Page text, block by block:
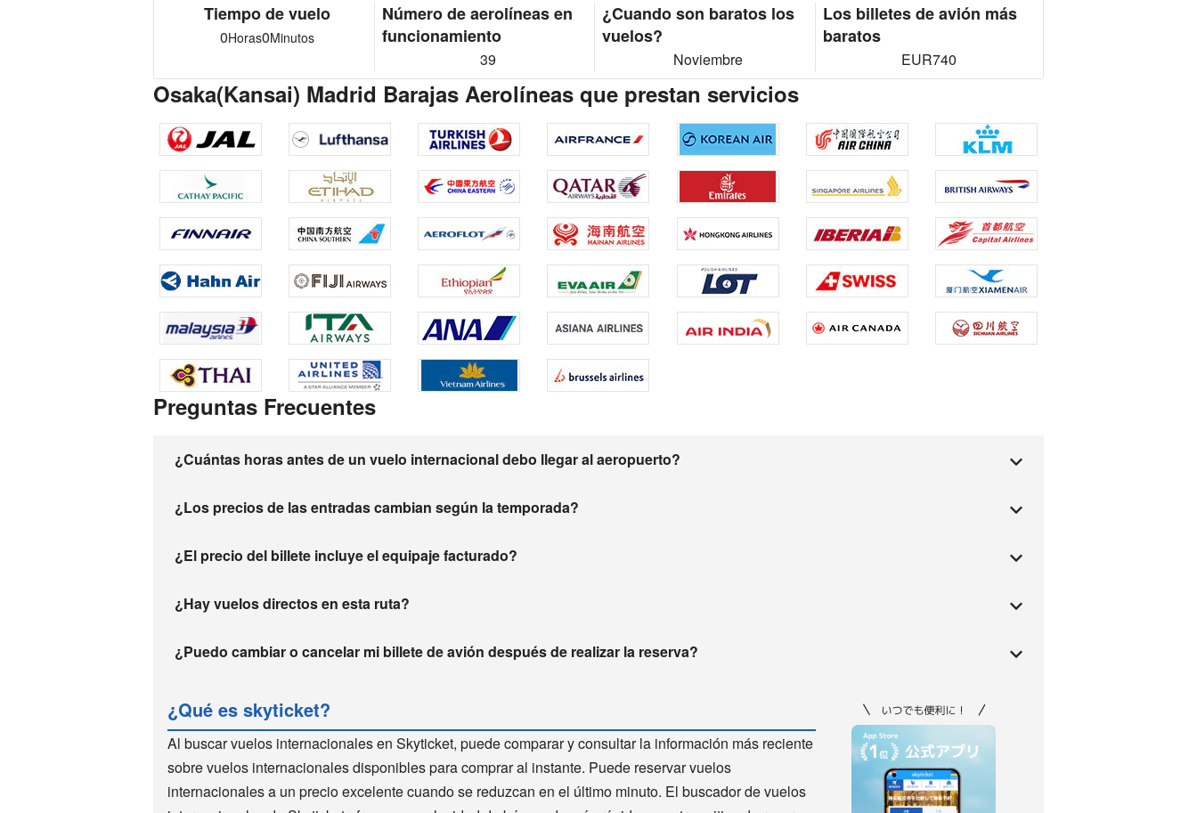
Tiempo de vuelo
0Horas0Minutos
Número de aerolíneas en
funcionamiento
39
¿Cuando son baratos los
vuelos?
Noviembre
Los billetes de avión más
baratos
EUR740
Osaka(Kansai) Madrid Barajas Aerolíneas que prestan servicios
Preguntas Frecuentes
¿Cuántas horas antes de un vuelo internacional debo llegar al aeropuerto?
¿Los precios de las entradas cambian según la temporada?
¿El precio del billete incluye el equipaje facturado?
¿Hay vuelos directos en esta ruta?
¿Puedo cambiar o cancelar mi billete de avión después de realizar la reserva?
¿Qué es skyticket?
Al buscar vuelos internacionales en Skyticket, puede comparar y consultar la información más reciente
sobre vuelos internacionales disponibles para comprar al instante. Puede reservar vuelos
internacionales a un precio excelente cuando se reduzcan en el último minuto. El buscador de vuelos